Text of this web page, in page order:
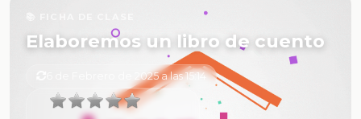
Elaboremos un libro de cuento
6 de Febrero de 2025 a las 15:14